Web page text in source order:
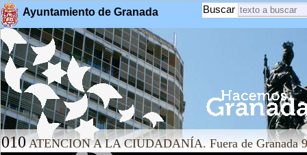
Ayuntamiento de Granada Buscar
010 ATENCION A LA CIUDADANÍA. Fuera de Granada